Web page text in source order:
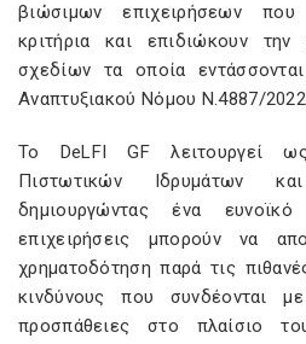
βιώσιμων επιχειρήσεων που
κριτήρια και επιδιώκουν την
σχεδίων τα οποία
Αναπτυξιακού Νόμου Ν.4887/
Το DeLFI GF λειτουργεί
Πιστωτικών Ιδρυμάτων
δημιουργώντας ένα
επιχειρήσεις μπορούν να
χρηματοδότηση παρά τις
κινδύνους που συνδέονται
προσπάθειες στο πλαίσιο